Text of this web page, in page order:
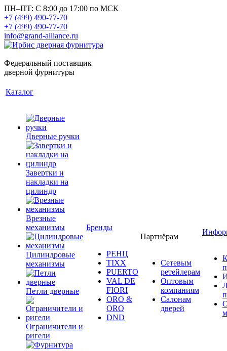
ПН–ПТ: С 8:00 до 17:00 по МСК
+7 (499) 490-77-70
+7 (499) 490-77-70
info@grand-alliance.ru
Федеральный поставщик
дверной фурнитуры
Каталог
Дверные ручки
Завертки и
накладки на
цилиндр
Врезные
механизмы
Цилиндровые
механизмы
Петли дверные
Ограничители и
ригели
Бренды
РЕНЦ
TIXX
PUERTO
VAL DE
FIORI
ORO &
ORO
DND
Партнёрам
Сетевым
ретейлерам
Оптовым
компаниям
Салонам
дверей